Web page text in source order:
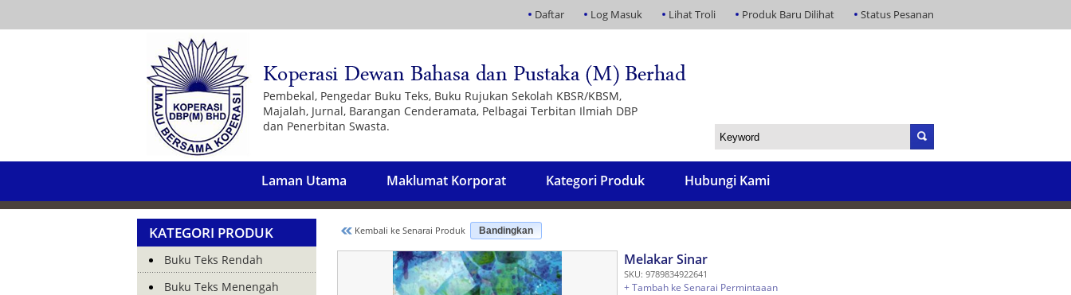
Daftar Log Masuk Lihat Troli Produk Baru Dilihat Status Pesanan
Pembekal, Pengedar Buku Teks, Buku Rujukan Sekolah KBSR/KBSM,
Majalah, Jurnal, Barangan Cenderamata, Pelbagai Terbitan Ilmiah DBP
dan Penerbitan Swasta.
Laman Utama Maklumat Korporat Kategori Produk Hubungi Kami
KATEGORI PRODUK
Buku Teks Rendah
Buku Teks Menengah
Kembali ke Senarai Produk Bandingkan
Melakar Sinar
SKU: 9789834922641
+ Tambah ke Senarai Permintaaan